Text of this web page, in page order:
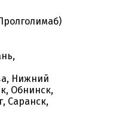
Нижний
Обнинск,
Саранск,